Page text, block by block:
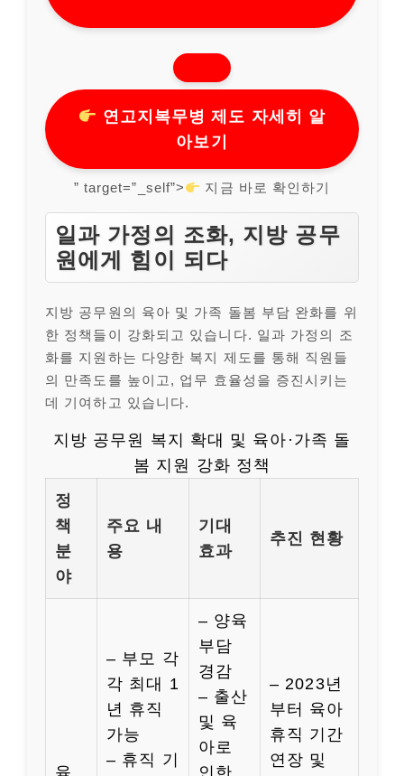
연고지복무병 제도 자세히 알
아보기
” target=”_self”> 지금 바로 확인하기
일과 가정의 조화, 지방 공무
원에게 힘이 되다
지방 공무원의 육아 및 가족 돌봄 부담 완화를 위
한 정책들이 강화되고 있습니다. 일과 가정의 조
화를 지원하는 다양한 복지 제도를 통해 직원들
의 만족도를 높이고, 업무 효율성을 증진시키는
데 기여하고 있습니다.
지방 공무원 복지 확대 및 육아·가족 돌
봄 지원 강화 정책
정
책
분
야
주요 내
용
기대
효과
추진 현황
– 부모 각
각 최대 1
년 휴직
가능
– 휴직 기
– 양육
부담
경감
– 출산
및 육
아로
– 2023년
부터 육아
휴직 기간
연장 및